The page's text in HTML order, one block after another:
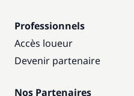
Professionnels
Accès loueur
Devenir partenaire
Nos Partenaires